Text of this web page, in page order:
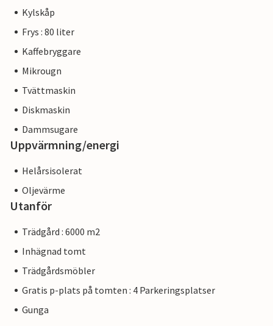
Kylskåp
Frys : 80 liter
Kaffebryggare
Mikrougn
Tvättmaskin
Diskmaskin
Dammsugare
Uppvärmning/energi
Helårsisolerat
Oljevärme
Utanför
Trädgård : 6000 m2
Inhägnad tomt
Trädgårdsmöbler
Gratis p-plats på tomten : 4 Parkeringsplatser
Gunga